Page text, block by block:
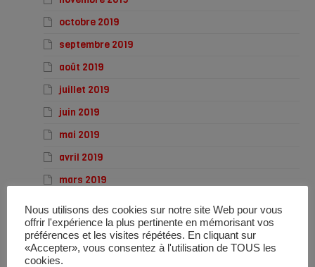
octobre 2019
septembre 2019
août 2019
juillet 2019
juin 2019
mai 2019
avril 2019
mars 2019
février 2019
janvier 2019
décembre 2018
Nous utilisons des cookies sur notre site Web pour vous
offrir l'expérience la plus pertinente en mémorisant vos
préférences et les visites répétées. En cliquant sur
«Accepter», vous consentez à l'utilisation de TOUS les
cookies.